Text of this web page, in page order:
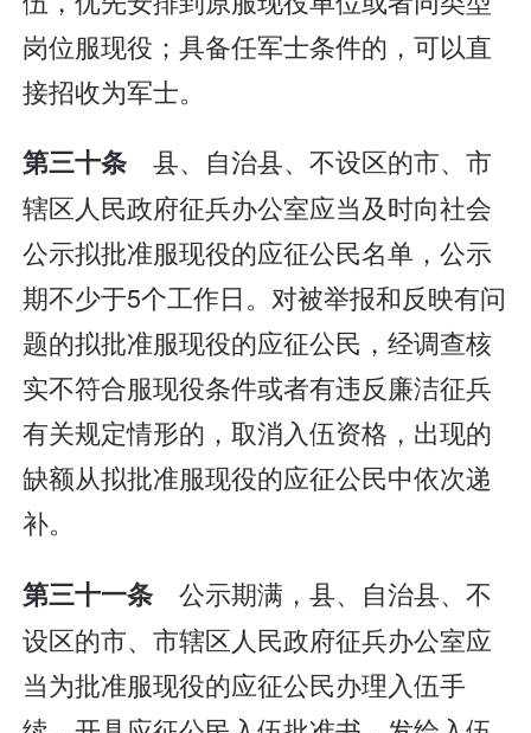
岗位服现役；具备任军士条件的，可以直
接招收为军士。
第三十条 县、自治县、不设区的市、市
辖区人民政府征兵办公室应当及时向社会
公示拟批准服现役的应征公民名单，公示
期不少于5个工作日。对被举报和反映有问
题的拟批准服现役的应征公民，经调查核
实不符合服现役条件或者有违反廉洁征兵
有关规定情形的，取消入伍资格，出现的
缺额从拟批准服现役的应征公民中依次递
补。
第三十一条 公示期满，县、自治县、不
设区的市、市辖区人民政府征兵办公室应
当为批准服现役的应征公民办理入伍手